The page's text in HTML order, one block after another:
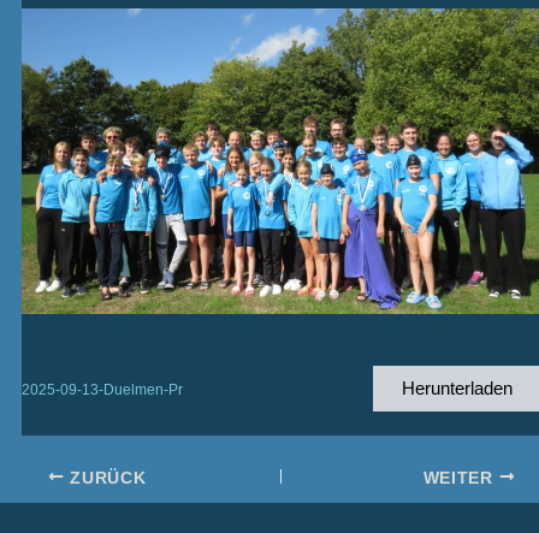
2025-09-13-Duelmen-Pr Herunterladen
ZURÜCK WEITER